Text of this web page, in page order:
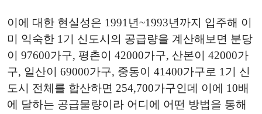
이에 대한 현실성은 1991년~1993년까지 입주해 이
미 익숙한 1기 신도시의 공급량을 계산해보면 분당
이 97600가구, 평촌이 42000가구, 산본이 42000가
구, 일산이 69000가구, 중동이 41400가구로 1기 신
도시 전체를 합산하면 254,700가구인데 이에 10배
에 달하는 공급물량이라 어디에 어떤 방법을 통해